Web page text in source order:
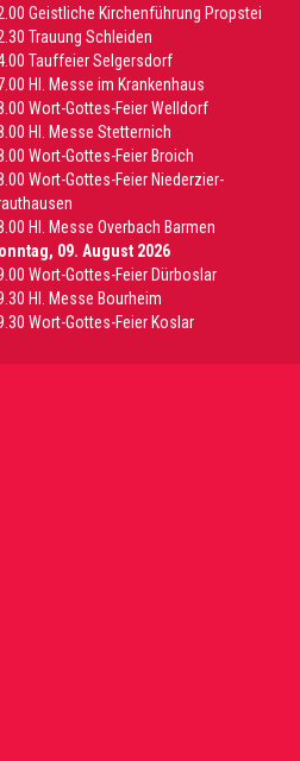
Geistliche Kirchenführung Propstei
Trauung Schleiden
Tauffeier Selgersdorf
Hl. Messe im Krankenhaus
Wort-Gottes-Feier Welldorf
Hl. Messe Stetternich
Wort-Gottes-Feier Broich
Wort-Gottes-Feier Niederzier-
Hl. Messe Overbach Barmen
09. August 2026
Wort-Gottes-Feier Dürboslar
HI. Messe Bourheim
Wort-Gottes-Feier Koslar